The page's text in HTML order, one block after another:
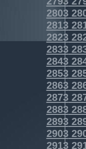
2803
2813
2823
2833
2843
2853
2863
2873
2883
2893
2903
2913